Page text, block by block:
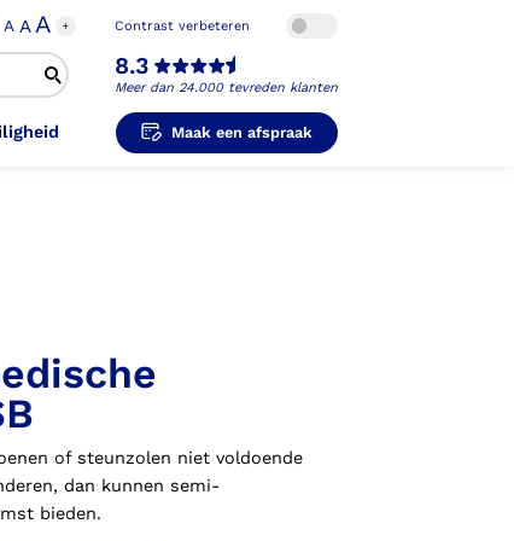
A AA Contrast verbeteren
8.3
Meer dan 24.000 tevreden klanten
in
DuimPantoffels
Veiligheid
Maak een afspraak
of steunzolen niet voldoende
dan kunnen semi-
bieden.